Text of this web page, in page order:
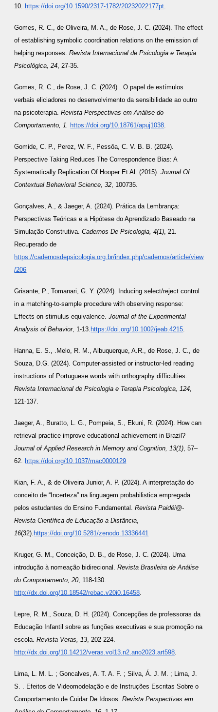
10. https://doi.org/10.1590/2317-1782/20232022177pt.
Gomes, R. C., de Oliveira, M. A., de Rose, J. C. (2024). The effect
of establishing symbolic coordination relations on the emission of
helping responses.Revista Internacional de Psicologia e Terapia
Psicológica, 24, 27-35.
Gomes, R. C., de Rose, J. C. (2024) . O papel de estímulos
verbais eliciadores no desenvolvimento da sensibilidade ao outro
na psicoterapia.Revista Perspectivas em Análise do
Comportamento, 1. https://doi.org/10.18761/apuj1038.
Gomide, C. P., Perez, W. F., Pessôa, C. V. B. B. (2024).
Perspective Taking Reduces The Correspondence Bias: A
Systematically Replication Of Hooper Et Al. (2015).Journal Of
Contextual Behavioral Science, 32, 100735.
Gonçalves, A., & Jaeger, A. (2024). Prática da Lembrança:
Perspectivas Teóricas e a Hipótese do Aprendizado Baseado na
Simulação Construtiva.Cadernos De Psicologia, 4(1), 21.
Recuperado de
https://cadernosdepsicologia.org.br/index.php/cadernos/article/view
/206
Grisante, P., Tomanari, G. Y. (2024). Inducing select/reject control
in a matching-to-sample procedure with observing response:
Effects on stimulus equivalence.Journal of the Experimental
Analysis of Behavior, 1-13. https://doi.org/10.1002/jeab.4215.
Hanna, E. S., .Melo, R. M., Albuquerque, A.R., de Rose, J. C., de
Souza, D.G. (2024). Computer-assisted or instructor-led reading
instructions of Portuguese words with orthography difficulties.
Revista Internacional de Psicologia e Terapia Psicologica, 124,
121-137.
Jaeger, A., Buratto, L. G., Pompeia, S., Ekuni, R. (2024). How can
retrieval practice improve educational achievement in Brazil?
Journal of Applied Research in Memory and Cognition, 13(1), 57–
62. https://doi.org/10.1037/mac0000129
Kian, F. A., & de Oliveira Junior, A. P. (2024). A interpretação do
conceito de “Incerteza” na linguagem probabilistica empregada
pelos estudantes do Ensino Fundamental.Revista Paidéi@-
Revista Científica de Educação a Distância,
16(32). https://doi.org/10.5281/zenodo.13336441
Kruger, G. M., Conceição, D. B., de Rose, J. C. (2024). Uma
introdução à nomeação bidirecional.Revista Brasileira de Análise
do Comportamento, 20, 118-130.
http://dx.doi.org/10.18542/rebac.v20i0.16458.
Lepre, R. M., Souza, D. H. (2024). Concepções de professoras da
Educação Infantil sobre as funções executivas e sua promoção na
escola.Revista Veras, 13, 202-224.
http://dx.doi.org/10.14212/veras.vol13.n2.ano2023.art598.
Lima, L. M. L. ; Goncalves, A. T. A. F. ; Silva, Á. J. M. ; Lima, J.
S. . Efeitos de Videomodelação e de Instruções Escritas Sobre o
Comportamento de Cuidar De Idosos.Revista Perspectivas em